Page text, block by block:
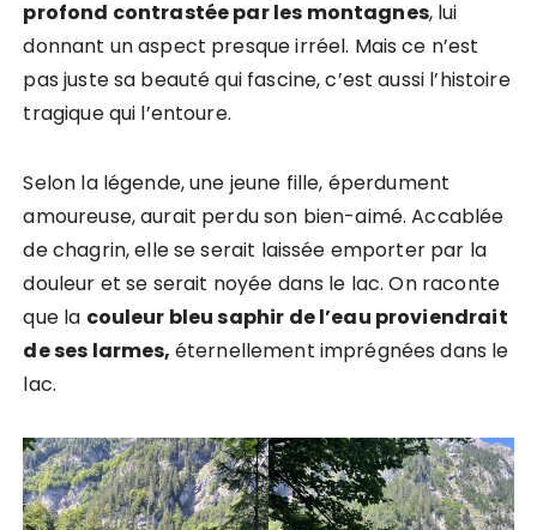
profond contrastée par les montagnes, lui
donnant un aspect presque irréel. Mais ce n’est
pas juste sa beauté qui fascine, c’est aussi l’histoire
tragique qui l’entoure.
Selon la légende, une jeune fille, éperdument
amoureuse, aurait perdu son bien-aimé. Accablée
de chagrin, elle se serait laissée emporter par la
douleur et se serait noyée dans le lac. On raconte
que la couleur bleu saphir de l’eau proviendrait
de ses larmes, éternellement imprégnées dans le
lac.